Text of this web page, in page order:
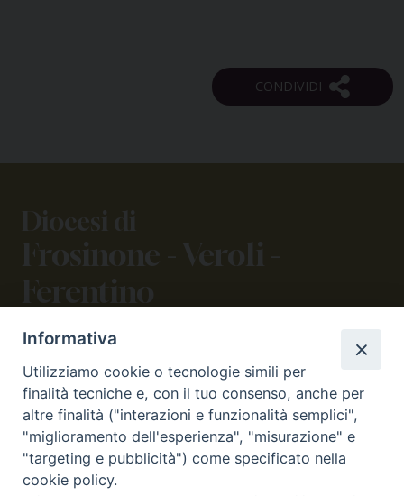
Diocesi di
Frosinone - Veroli -
Ferentino
CONTATTI
viale Volsci 105 (ex via dei Monti Lepini)
03100 Frosinone (FR)
tel. 0775.290973 - 0775.290852
curia@diocesifrosinone.it
Informativa
Utilizziamo cookie o tecnologie simili per
finalità tecniche e, con il tuo consenso, anche per
altre finalità ("interazioni e funzionalità semplici",
"miglioramento dell'esperienza", "misurazione" e
"targeting e pubblicità") come specificato nella
cookie policy.